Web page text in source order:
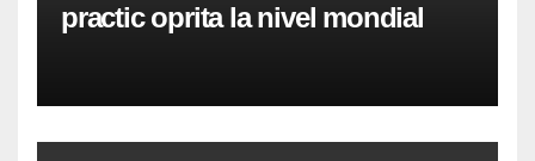
practic oprita la nivel mondial